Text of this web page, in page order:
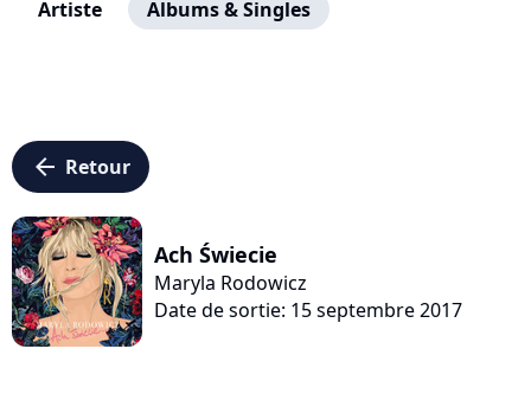
Artiste Albums & Singles
arrow_left Retour
Ach Świecie
Maryla Rodowicz
Date de sortie: 15 septembre 2017